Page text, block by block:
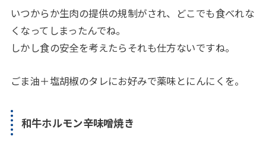
いつからか生肉の提供の規制がされ、どこでも食べれな
くなってしまったんでね。
しかし食の安全を考えたらそれも仕方ないですね。
ごま油＋塩胡椒のタレにお好みで薬味とにんにくを。
和牛ホルモン辛味噌焼き